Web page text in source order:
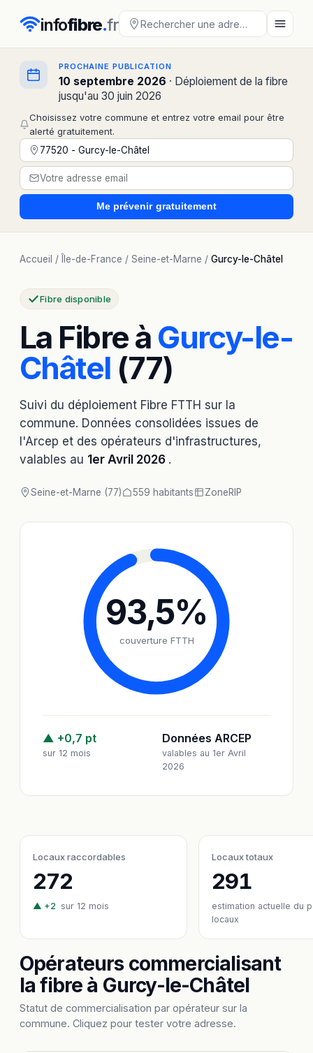
infofibre.fr
PROCHAINE PUBLICATION
10 septembre 2026 · Déploiement de la fibre
jusqu'au 30 juin 2026
Choisissez votre commune et entrez votre email pour être
alerté gratuitement.
Me prévenir gratuitement
Accueil / Île-de-France / Seine-et-Marne / Gurcy-le-Châtel
Fibre disponible
La Fibre à Gurcy-le-
Châtel (77)
Suivi du déploiement Fibre FTTH sur la
commune. Données consolidées issues de
l'Arcep et des opérateurs d'infrastructures,
valables au 1er Avril 2026 .
Seine-et-Marne (77) 559 habitants ZoneRIP
93,5%
couverture FTTH
▲ +0,7 pt
sur 12 mois
Données ARCEP
valables au 1er Avril
2026
Locaux raccordables
272
▲ +2 sur 12 mois
Locaux totaux
291
estimation actuelle du
locaux
Opérateurs commercialisant
la fibre à Gurcy-le-Châtel
Statut de commercialisation par opérateur sur la
commune. Cliquez pour tester votre adresse.